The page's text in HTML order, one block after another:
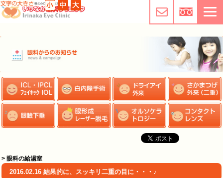
> 眼科の給湯室
2016.02.16 結果的に、スッキリ二重の目に・・・♪